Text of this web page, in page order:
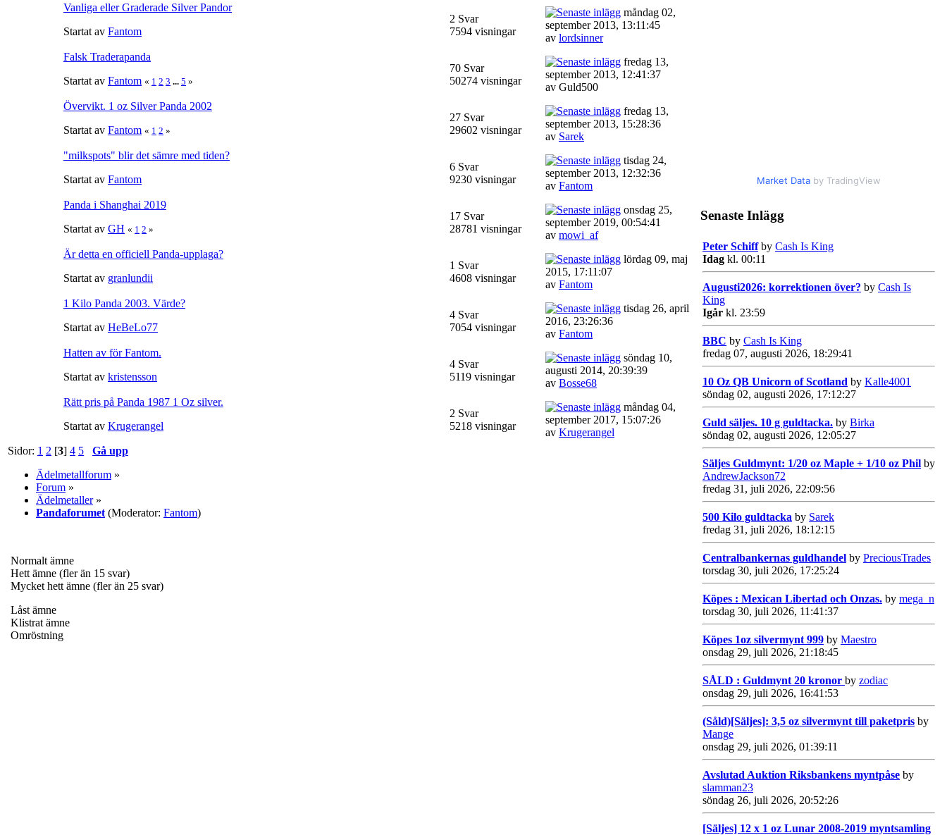
Vanliga eller Graderade Silver Pandor
Startat av Fantom
2 Svar
7594 visningar
måndag 02,
september 2013, 13:11:45
av lordsinner
Falsk Traderapanda
Startat av Fantom « 1 2 3 ... 5 »
70 Svar
50274 visningar
fredag 13,
september 2013, 12:41:37
av Guld500
Övervikt. 1 oz Silver Panda 2002
Startat av Fantom « 1 2 »
27 Svar
29602 visningar
fredag 13,
september 2013, 15:28:36
av Sarek
"milkspots" blir det sämre med tiden?
Startat av Fantom
6 Svar
9230 visningar
tisdag 24,
september 2013, 12:32:36
av Fantom
Panda i Shanghai 2019
Startat av GH « 1 2 »
17 Svar
28781 visningar
onsdag 25,
september 2019, 00:54:41
av mowi_af
Är detta en officiell Panda-upplaga?
Startat av granlundii
1 Svar
4608 visningar
lördag 09, maj
2015, 17:11:07
av Fantom
1 Kilo Panda 2003. Värde?
Startat av HeBeLo77
4 Svar
7054 visningar
tisdag 26, april
2016, 23:26:36
av Fantom
Hatten av för Fantom.
Startat av kristensson
4 Svar
5119 visningar
söndag 10,
augusti 2014, 20:39:39
av Bosse68
Rätt pris på Panda 1987 1 Oz silver.
Startat av Krugerangel
2 Svar
5218 visningar
måndag 04,
september 2017, 15:07:26
av Krugerangel
Sidor: 1 2 [3] 4 5
Gå upp
Ädelmetallforum »
Forum »
Ädelmetaller»
Pandaforumet (Moderator: Fantom)
Normalt ämne
Hett ämne (fler än 15 svar)
Mycket hett ämne (fler än 25 svar)
Låst ämne
Klistrat ämne
Omröstning
Market Data by TradingView
Senaste Inlägg
Peter Schiffby Cash Is King
Idag kl. 00:11
Augusti2026: korrektionen över? by Cash Is
King
Igår kl. 23:59
BBC by Cash Is King
fredag 07, augusti 2026, 18:29:41
10 Oz QB Unicorn of Scotland by Kalle4001
söndag 02, augusti 2026, 17:12:27
Guld säljes. 10 g guldtacka. by Birka
söndag 02, augusti 2026, 12:05:27
Säljes Guldmynt: 1/20 oz Maple + 1/10 oz Phil by
AndrewJackson72
fredag 31, juli 2026, 22:09:56
500 Kilo guldtacka by Sarek
fredag 31, juli 2026, 18:12:15
Centralbankernas guldhandel by PreciousTrades
torsdag 30, juli 2026, 17:25:24
Köpes : Mexican Libertad och Onzas. by mega_n
torsdag 30, juli 2026, 11:41:37
Köpes 1oz silvermynt 999 by Maestro
onsdag 29, juli 2026, 21:18:45
SÅLD : Guldmynt 20 kronor by zodiac
onsdag 29, juli 2026, 16:41:53
(Såld)[Säljes]: 3,5 oz silvermynt till paketpris by
Mange
onsdag 29, juli 2026, 01:39:11
Avslutad Auktion Riksbankens myntpåse by
slamman23
söndag 26, juli 2026, 20:52:26
[Säljes] 12 x 1 oz Lunar 2008-2019 myntsamling